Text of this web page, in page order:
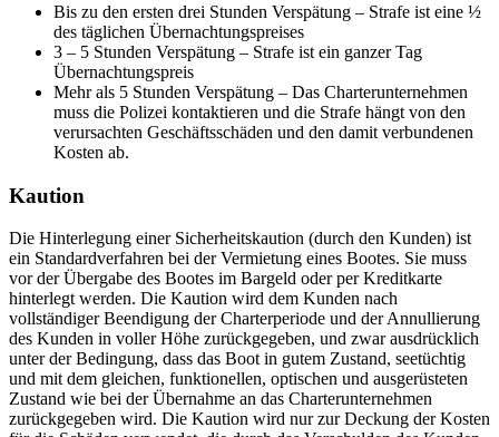
Bis zu den ersten drei Stunden Verspätung – Strafe ist eine ½
des täglichen Übernachtungspreises
3 – 5 Stunden Verspätung – Strafe ist ein ganzer Tag
Übernachtungspreis
Mehr als 5 Stunden Verspätung – Das Charterunternehmen
muss die Polizei kontaktieren und die Strafe hängt von den
verursachten Geschäftsschäden und den damit verbundenen
Kosten ab.
Kaution
Die Hinterlegung einer Sicherheitskaution (durch den Kunden) ist
ein Standardverfahren bei der Vermietung eines Bootes. Sie muss
vor der Übergabe des Bootes im Bargeld oder per Kreditkarte
hinterlegt werden. Die Kaution wird dem Kunden nach
vollständiger Beendigung der Charterperiode und der Annullierung
des Kunden in voller Höhe zurückgegeben, und zwar ausdrücklich
unter der Bedingung, dass das Boot in gutem Zustand, seetüchtig
und mit dem gleichen, funktionellen, optischen und ausgerüsteten
Zustand wie bei der Übernahme an das Charterunternehmen
zurückgegeben wird. Die Kaution wird nur zur Deckung der Kosten